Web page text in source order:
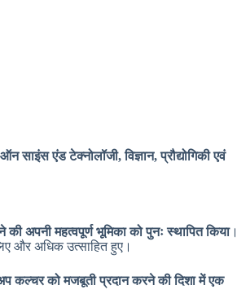
साइंस एंड टेक्नोलॉजी, विज्ञान, प्रौद्योगिकी एवं
अपनी महत्वपूर्ण भूमिका को पुनः स्थापित किया।
और अधिक उत्साहित हुए।
कल्चर को मजबूती प्रदान करने की दिशा में एक